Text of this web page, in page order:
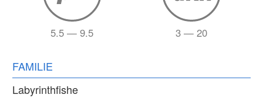
5.5 — 9.5 3 — 20
FAMILIE
Labyrinthfishe